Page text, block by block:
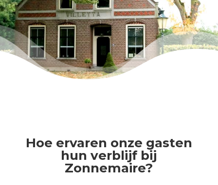
Hoe ervaren onze gasten
hun verblijf bij
Zonnemaire?